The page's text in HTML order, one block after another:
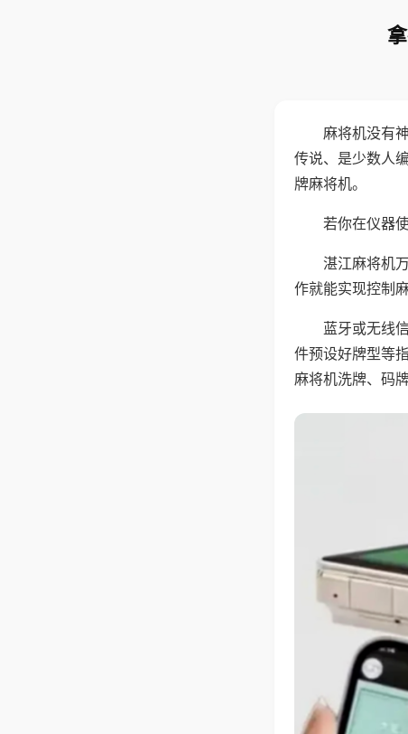
麻将机没有
传说、是少数人
牌麻将机。
若你在仪器
湛江麻将机
作就能实现控制
蓝牙或无线
件预设好牌型等
麻将机洗牌、码